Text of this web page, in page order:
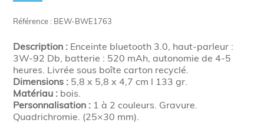
Référence : BEW-BWE1763
Description : Enceinte bluetooth 3.0, haut-parleur :
3W-92 Db, batterie : 520 mAh, autonomie de 4-5
heures. Livrée sous boîte carton recyclé.
Dimensions : 5,8 x 5,8 x 4,7 cm l 133 gr.
Matériau : bois.
Personnalisation : 1 à 2 couleurs. Gravure.
Quadrichromie. (25×30 mm).